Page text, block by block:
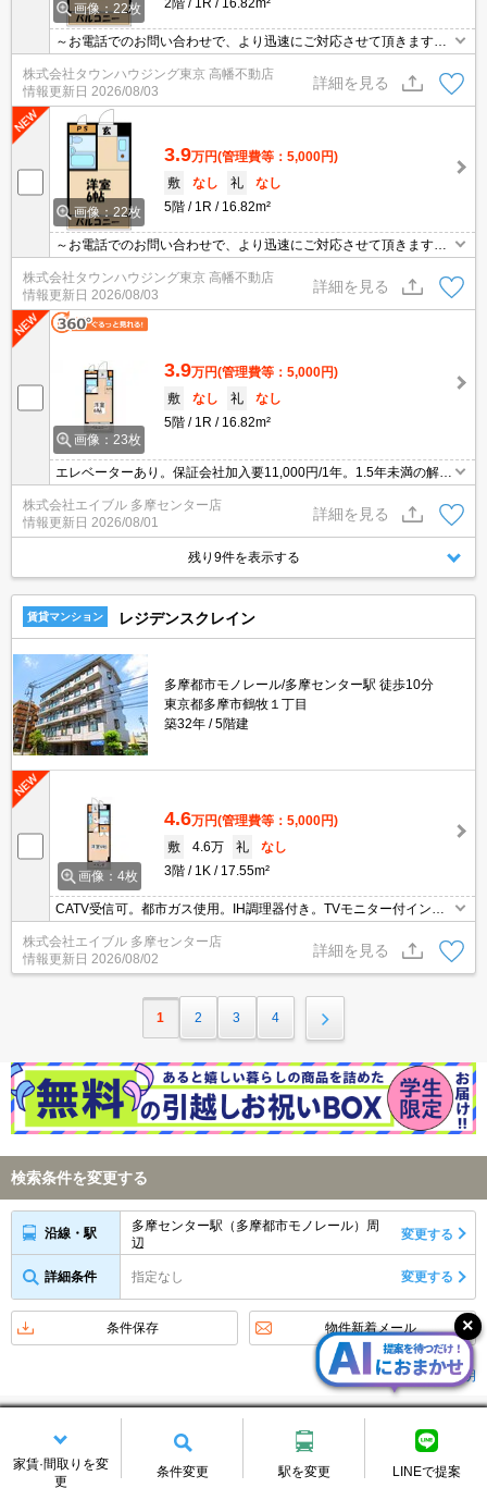
画像：22枚
2階
1R 16.82m²
～お電話でのお問い合わせで、より迅速にご対応させて頂きます～
地域密着タウンハウジングまで～
株式会社タウンハウジング東京 高幡不動店
情報更新日 2026/08/03
詳細を見る
画像：22枚
3.9万円(管理費等：5,000円)
敷
なし 礼
なし
5階
1R 16.82m²
～お電話でのお問い合わせで、より迅速にご対応させて頂きます～
地域密着タウンハウジングまで～
株式会社タウンハウジング東京 高幡不動店
情報更新日 2026/08/03
詳細を見る
画像：23枚
3.9万円(管理費等：5,000円)
敷
なし 礼
なし
5階
1R 16.82m²
エレベーターあり。保証会社加入要11,000円/1年。1.5年未満の解約
インターネット無料。SAT119(消火剤)5,500円。
株式会社エイブル 多摩センター店
情報更新日 2026/08/01
詳細を見る
残り9件を表示する
賃貸マンション レジデンスクレイン
多摩都市モノレール/多摩センター駅 徒歩10分
東京都多摩市鶴牧１丁目
築32年
5階建
画像：4枚
4.6万円(管理費等：5,000円)
敷
4.6万 礼
なし
3階
1K 17.55m²
CATV受信可。都市ガス使用。IH調理器付き。TVモニター付インタ
株式会社エイブル 多摩センター店
情報更新日 2026/08/02
詳細を見る
1 2 3 4
家賃·間取りを変
更
条件変更 駅を変更 LINEで提案
検索条件を変更する
沿線・駅
多摩センター駅（多摩都市モノレール）周
辺
変更する
詳細条件 指定なし 変更する
条件保存 物件新着メール
アイコンの説明
新着お知らせをメールで受け取る